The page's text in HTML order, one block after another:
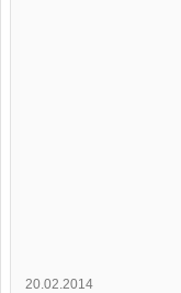
20.02.2014